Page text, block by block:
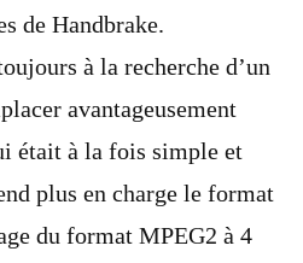
de Handbrake.
à la recherche d’un
avantageusement
était à la fois simple et
plus en charge le format
du format MPEG2 à 4